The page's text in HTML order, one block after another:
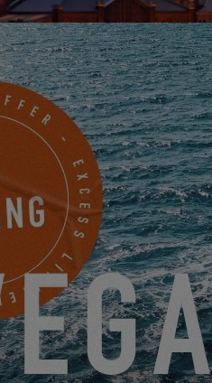
de Japón es un salón
deportes acuáticos. Se celebra
de Yokohama Bayside y